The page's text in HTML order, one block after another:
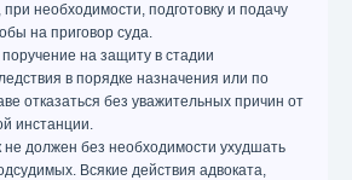
необходимости, подготовку и подачу
на приговор суда.
на защиту в стадии
в порядке назначения или по
отказаться без уважительных причин от
инстанции.
не должен без необходимости ухудшать
Всякие действия адвоката,